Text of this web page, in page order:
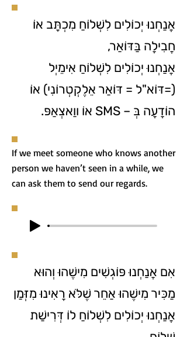
אֲנַחְנוּ יְכוֹלִים לִשְׁלוֹחַ מִכְתָּב אוֹ
חֲבִילָה בַּדּוֹאַר,
אֲנַחְנוּ יְכוֹלִים לִשְׁלוֹחַ אִימֵיְל
(=דּוֹא"ל = דּוֹאַר אֵלֶקְטְרוֹנִי) אוֹ
הוֹדָעָה בְּ – SMS אוֹ ווַאצְאַפּ.
If we meet someone who knows another
person we haven’t seen in a while, we
can ask them to send our regards.
אִם אֲנַחְנוּ פּוֹגְשִׁים מִישֶׁהוּ וְהוּא
מַכִּיר מִישֶׁהוּ אַחֵר שֶׁלֹּא רָאִינוּ מִזְּמַן
אֲנַחְנוּ יְכוֹלִים לִשְׁלוֹחַ לוֹ דְּרִישַׁת